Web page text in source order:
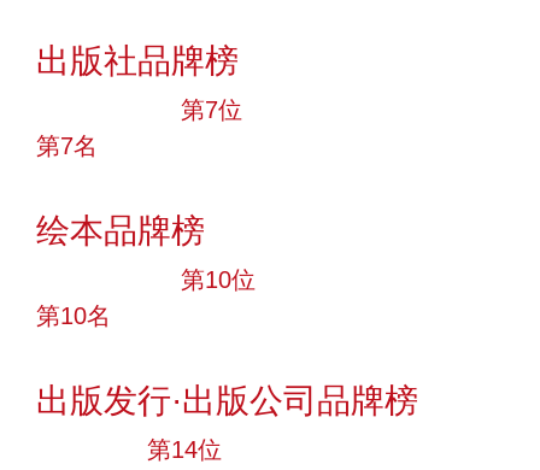
出版社品牌榜
第7位
第7名
绘本品牌榜
第10位
第10名
出版发行·出版公司品牌榜
第14位